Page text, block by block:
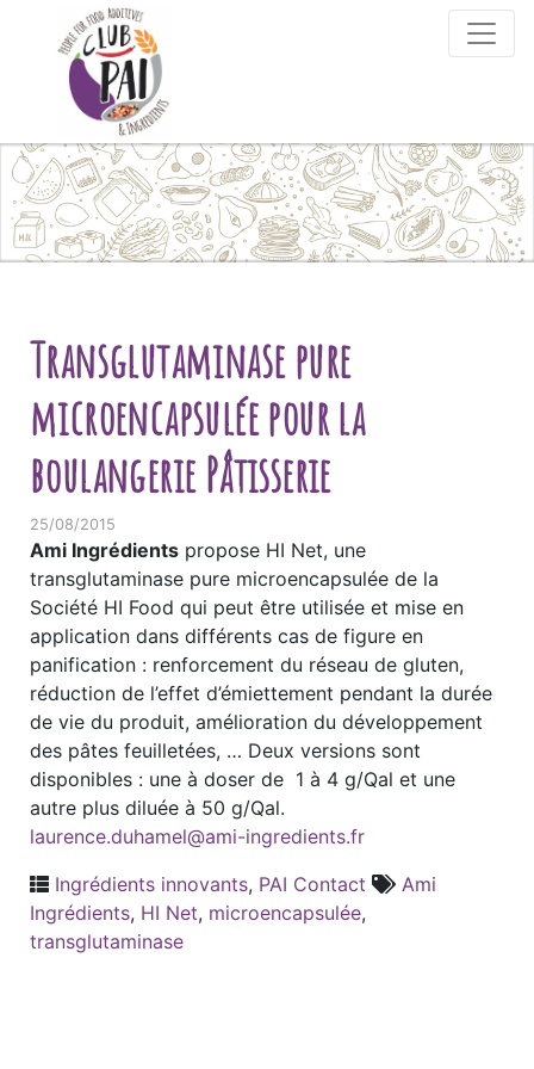
Skip to content
Transglutaminase pure
microencapsulée pour la
boulangerie Pâtisserie
25/08/2015
Ami Ingrédients propose HI Net, une
transglutaminase pure microencapsulée de la
Société HI Food qui peut être utilisée et mise en
application dans différents cas de figure en
panification : renforcement du réseau de gluten,
réduction de l’effet d’émiettement pendant la durée
de vie du produit, amélioration du développement
des pâtes feuilletées, … Deux versions sont
disponibles : une à doser de 1 à 4 g/Qal et une
autre plus diluée à 50 g/Qal.
laurence.duhamel@ami-ingredients.fr
Ingrédients innovants, PAI Contact
Ami
Ingrédients, HI Net, microencapsulée,
transglutaminase